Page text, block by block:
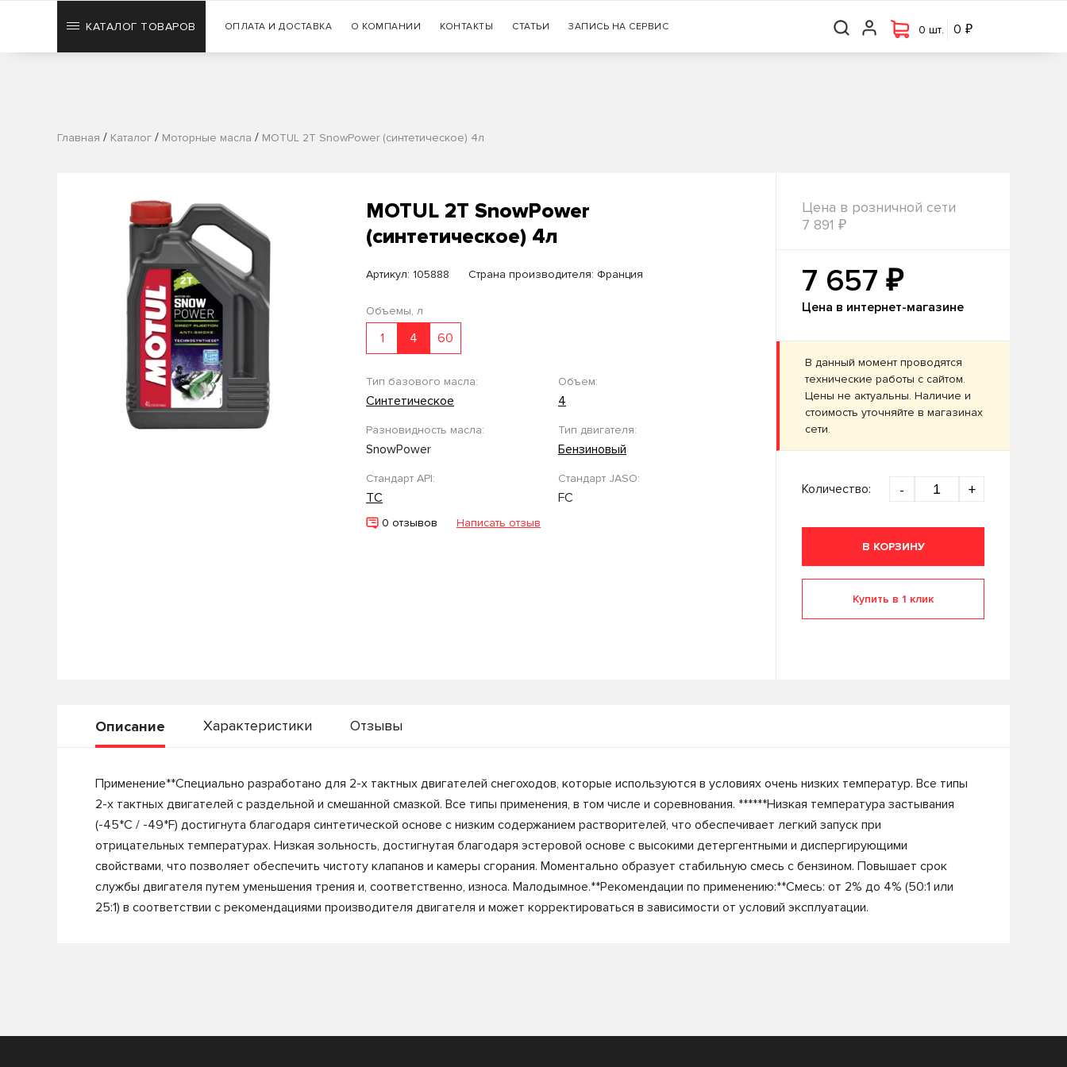
Гарантия
+7 (383) 335-77-99 0 шт. 0
КАТАЛОГ ТОВАРОВ ОПЛАТА И ДОСТАВКА О КОМПАНИИ КОНТАКТЫ СТАТЬИ ЗАПИСЬ НА СЕРВИС 0 шт. 0 ₽
Главная / Каталог / Моторные масла / MOTUL 2T SnowPower (синтетическое) 4л
MOTUL 2T SnowPower
(синтетическое) 4л
Артикул: 105888 Страна производителя: Франция
Объемы, л
1 4 60
Тип базового масла:
Синтетическое
Объем:
4
Разновидность масла:
SnowPower
Тип двигателя:
Бензиновый
Стандарт API:
TC
Стандарт JASO:
FC
0 отзывов Написать отзыв
Цена в розничной сети
7 891 ₽
7 657 ₽
Цена в интернет-магазине
В данный момент проводятся
технические работы с сайтом.
Цены не актуальны. Наличие и
стоимость уточняйте в магазинах
сети.
Количество: - +
В КОРЗИНУ
Купить в 1 клик
Описание Характеристики Отзывы
Применение**Специально разработано для 2-х тактных двигателей снегоходов, которые используются в условиях очень низких температур. Все типы
2-х тактных двигателей с раздельной и смешанной смазкой. Все типы применения, в том числе и соревнования. ******Низкая температура застывания
(-45*С / -49*F) достигнута благодаря синтетической основе с низким содержанием растворителей, что обеспечивает легкий запуск при
отрицательных температурах. Низкая зольность, достигнутая благодаря эстеровой основе с высокими детергентными и диспергирующими
свойствами, что позволяет обеспечить чистоту клапанов и камеры сгорания. Моментально образует стабильную смесь с бензином. Повышает срок
службы двигателя путем уменьшения трения и, соответственно, износа. Малодымное.**Рекомендации по применению:**Смесь: от 2% до 4% (50:1 или
25:1) в соответствии с рекомендациями производителя двигателя и может корректироваться в зависимости от условий эксплуатации.